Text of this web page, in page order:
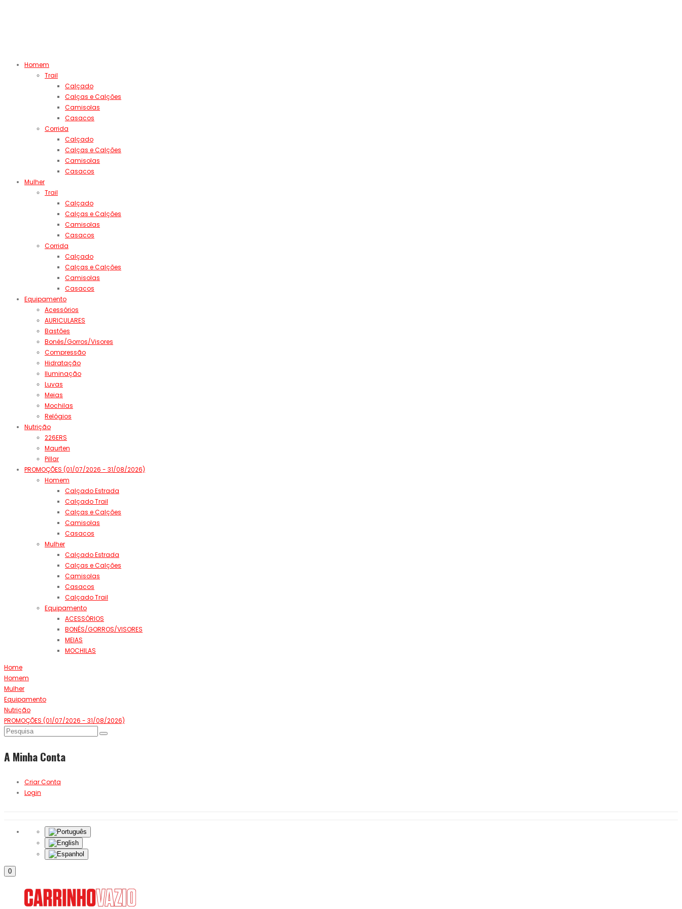
Homem
Trail
Calçado
Calças e Calções
Camisolas
Casacos
Corrida
Calçado
Calças e Calções
Camisolas
Casacos
Mulher
Trail
Calçado
Calças e Calções
Camisolas
Casacos
Corrida
Calçado
Calças e Calções
Camisolas
Casacos
Equipamento
Acessórios
AURICULARES
Bastões
Bonés/Gorros/Visores
Compressão
Hidratação
Iluminação
Luvas
Meias
Mochilas
Relógios
Nutrição
226ERS
Maurten
Pillar
PROMOÇÕES (01/07/2026 - 31/08/2026)
Homem
Calçado Estrada
Calçado Trail
Calças e Calções
Camisolas
Casacos
Mulher
Calçado Estrada
Calças e Calções
Camisolas
Casacos
Calçado Trail
Equipamento
ACESSÓRIOS
BONÉS/GORROS/VISORES
MEIAS
MOCHILAS
Home
Homem
Mulher
Equipamento
Nutrição
PROMOÇÕES (01/07/2026 - 31/08/2026)
A Minha Conta
Criar Conta
Login
0